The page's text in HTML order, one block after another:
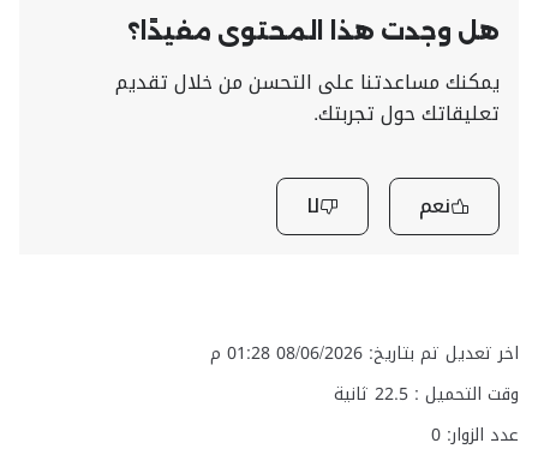
هل وجدت هذا المحتوى مفيدًا؟
يمكنك مساعدتنا على التحسن من خلال تقديم
تعليقاتك حول تجربتك.
نعم لا
اخر تعديل تم بتاريخ: 08/06/2026 01:28 م
وقت التحميل : 22.5 ثانية
عدد الزوار: 0